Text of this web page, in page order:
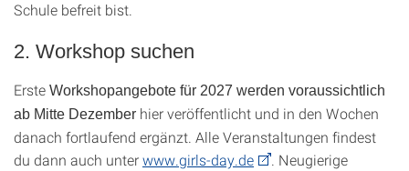
Schule befreit bist.
2. Workshop suchen
Erste Workshopangebote für 2027 werden voraussichtlich
ab Mitte Dezember hier veröffentlicht und in den Wochen
danach fortlaufend ergänzt. Alle Veranstaltungen findest
du dann auch unterwww.girls-day.de
. Neugierige